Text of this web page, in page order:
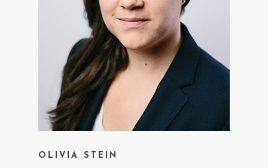
OLIVIA STEIN